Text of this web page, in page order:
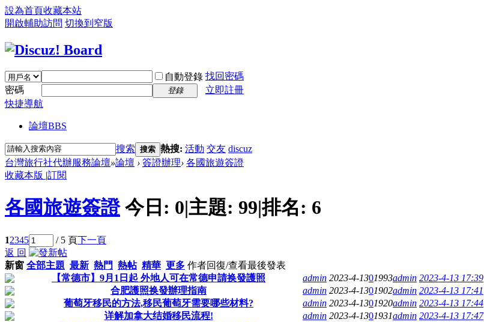
設為首頁收藏本站
開啟輔助訪問 切換到窄版
自動登錄 找回密碼
密碼
登錄
立即註冊
快捷導航
論壇BBS
搜索 搜索 熱搜: 活動 交友 discuz
台灣旅行社代辦服務論壇»論壇 › 簽證辦理› 各國旅遊簽證
收藏本版 |訂閱
各國旅遊簽證 今日: 0|主題: 99|排名: 6
12345 / 5 頁下一頁
返 回
新窗 全部主題 最新 熱門 熱帖 精華 更多 作者回復/查看最後發表
【常德市】9月1日起 外地人可在常德申請换發護照
admin 2023-4-1301993admin 2023-4-13 17:39
合肥護照换發辦理指南
admin 2023-4-1301902admin 2023-4-13 17:41
葡萄牙移民的方法,移民葡萄牙需要哪些材料?
admin 2023-4-1301920admin 2023-4-13 17:44
详解加拿大结婚移民流程!
admin 2023-4-1301931admin 2023-4-13 17:47